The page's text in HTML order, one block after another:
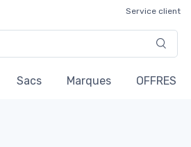
Service client
Sacs Marques OFFRES